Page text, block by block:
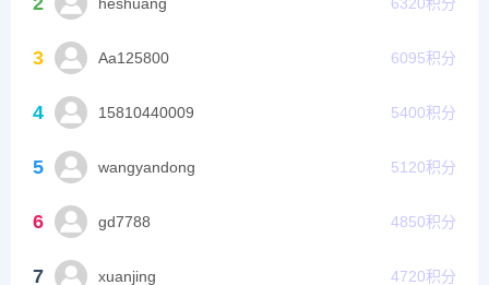
3 Aa125800 6095积分
4 15810440009 5400积分
5 wangyandong 5120积分
6 gd7788 4850积分
7 xuanjing 4720积分